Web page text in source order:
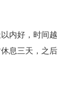
内好，时间越
息三天，之后